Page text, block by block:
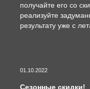
получайте его со
реализуйте
результату уже с
01.10.2022
Сезонные скидки!